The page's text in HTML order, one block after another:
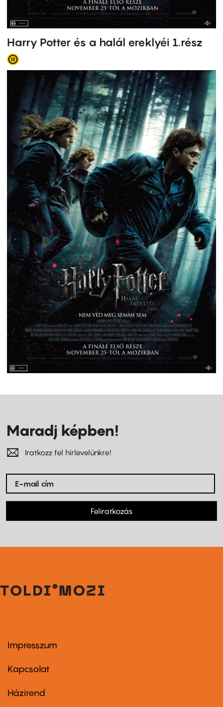
Harry Potter és a halál ereklyéi 1.rész
Maradj képben!
Iratkozz fel hírlevelünkre!
Feliratkozás
Footer
first
Impresszum
Kapcsolat
Footer
Házirend